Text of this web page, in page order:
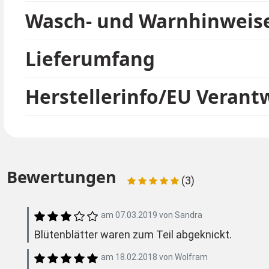
Wasch- und
Lieferumfang
Herstellerinfo/EU
Bewertungen (3)
am 07.03.2019 von Sandra
Blütenblätter waren zum Teil abgeknickt.
am 18.02.2018 von Wolfram